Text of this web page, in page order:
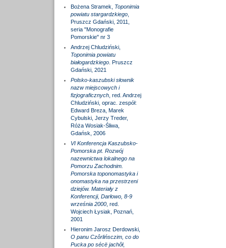
Bożena Stramek,
Toponimia
powiatu stargardzkiego,
Pruszcz Gdański, 2011,
seria "Monografie
Pomorskie" nr 3
Andrzej Chludziński,
Toponimia powiatu
białogardzkiego. Pruszcz
Gdański, 2021
Polsko-kaszubski słownik
nazw miejscowych i
fizjograficznych, red. Andrzej
Chludziński, oprac. zespół:
Edward Breza, Marek
Cybulski, Jerzy Treder,
Róża Wosiak-Śliwa,
Gdańsk, 2006
VI Konferencja Kaszubsko-
Pomorska pt. Rozwój
nazewnictwa lokalnego na
Pomorzu Zachodnim.
Pomorska toponomastyka i
onomastyka na przestrzeni
dziejów. Materiały z
Konferencji, Darłowo, 8-9
września 2000, red.
Wojciech Łysiak, Poznań,
2001
Hieronim Jarosz Derdowski,
O panu Czôrlińsczim, co do
Pucka po sécë jachôł,